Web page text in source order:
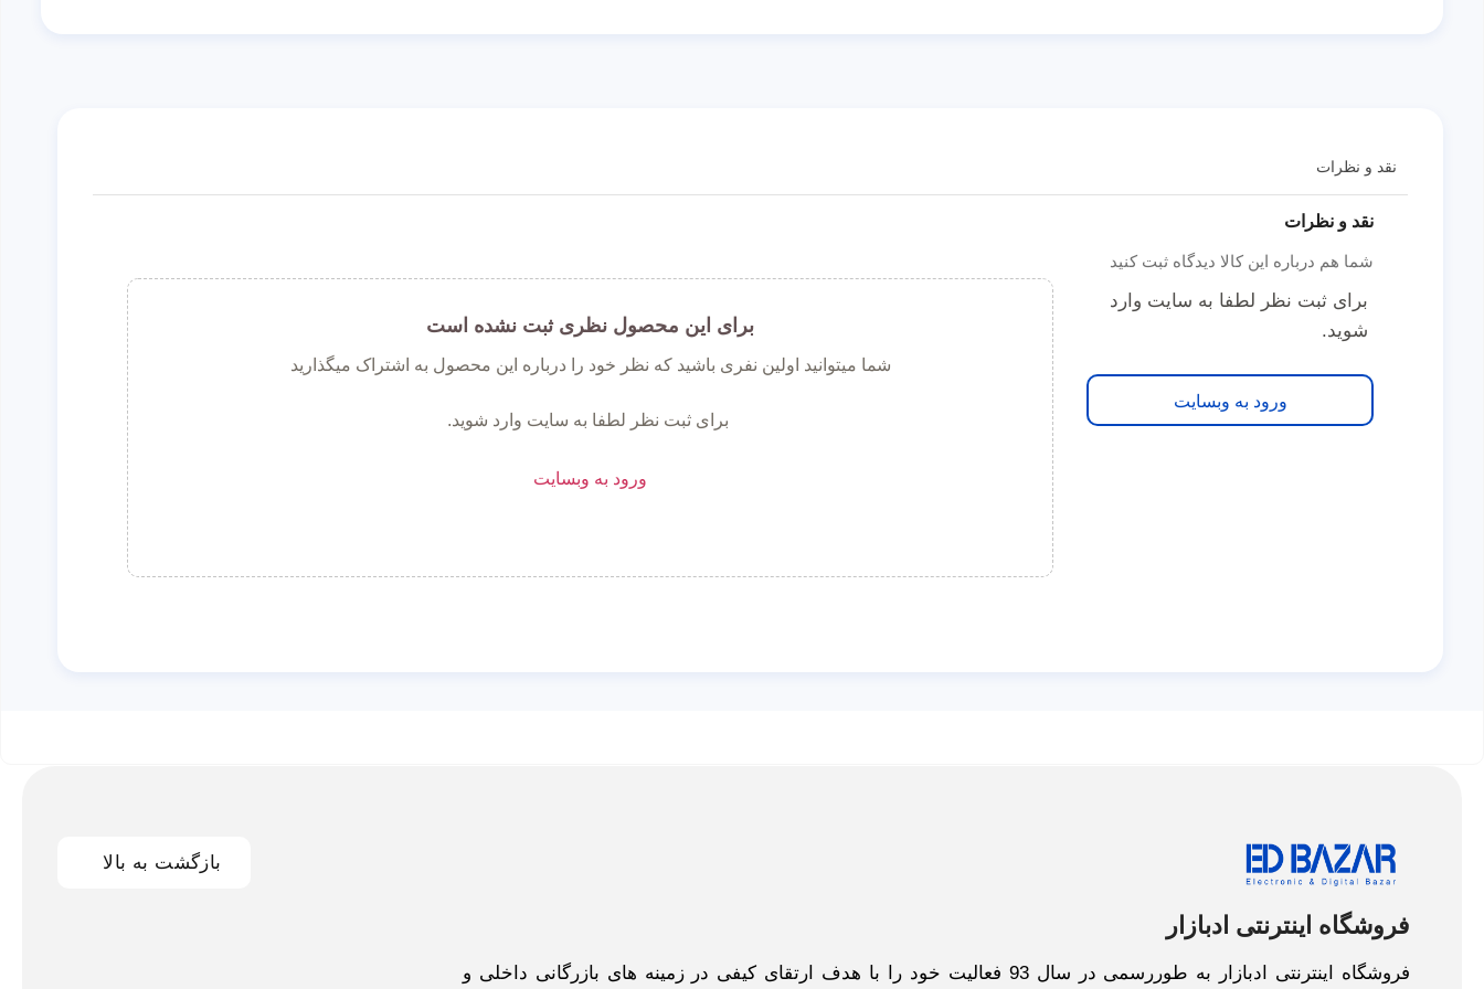
نقد و نظرات
نقد و نظرات
شما هم درباره این کالا دیدگاه ثبت کنید
برای ثبت نظر لطفا به سایت وارد
شوید.
ورود به وبسایت
برای این محصول نظری ثبت نشده است
شما میتوانید اولین نفری باشید که نظر خود را درباره این محصول به اشتراک میگذارید
برای ثبت نظر لطفا به سایت وارد شوید.
ورود به وبسایت
بازگشت به بالا
فروشگاه اینترنتی ادبازار
فروشگاه اینترنتی ادبازار به طوررسمی در سال 93 فعالیت خود را با هدف ارتقای کیفی در زمینه های بازرگانی داخلی و